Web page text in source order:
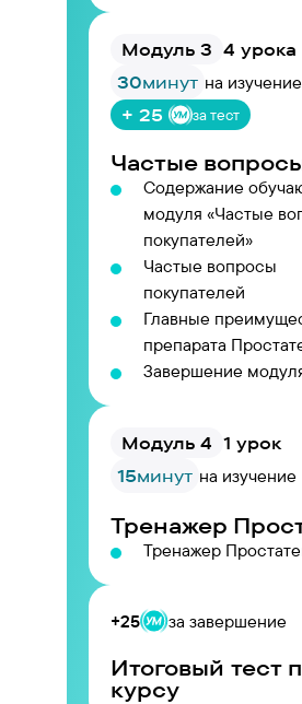
Модуль 3 4 урока
30минут на изучение
+ 25
за тест
Частые
Содержание
модуля «Частые
покупателей»
Частые вопросы
покупателей
Главные
препарата
Завершение
Модуль 4 1 урок
15минут на изучение
Тренажер
Тренажер
+25 за завершение
Итоговый тест
курсу